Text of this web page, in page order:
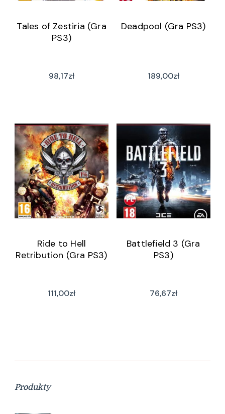
Tales of Zestiria (Gra
PS3)
98,17zł
Deadpool (Gra PS3)
189,00zł
Ride to Hell
Retribution (Gra PS3)
111,00zł
Battlefield 3 (Gra
PS3)
76,67zł
Produkty